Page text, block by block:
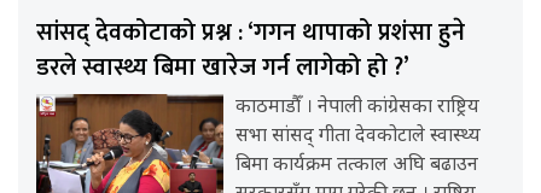
सांसद् देवकोटाको प्रश्न : ‘गगन थापाको प्रशंसा हुने
डरले स्वास्थ्य बिमा खारेज गर्न लागेको हो ?’
काठमाडौँ । नेपाली कांग्रेसका राष्ट्रिय
सभा सांसद् गीता देवकोटाले स्वास्थ्य
बिमा कार्यक्रम तत्काल अघि बढाउन